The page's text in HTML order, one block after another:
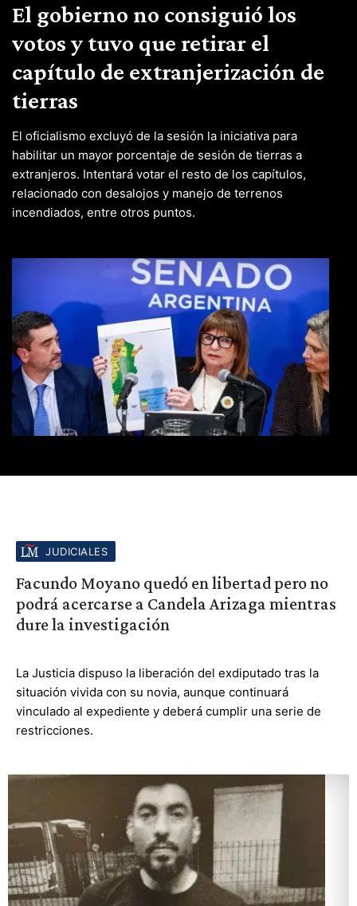
El gobierno no consiguió los
votos y tuvo que retirar el
capítulo de extranjerización de
tierras
El oficialismo excluyó de la sesión la iniciativa para
habilitar un mayor porcentaje de sesión de tierras a
extranjeros. Intentará votar el resto de los capítulos,
relacionado con desalojos y manejo de terrenos
incendiados, entre otros puntos.
JUDICIALES
Facundo Moyano quedó en libertad pero no
podrá acercarse a Candela Arizaga mientras
dure la investigación
La Justicia dispuso la liberación del exdiputado tras la
situación vivida con su novia, aunque continuará
vinculado al expediente y deberá cumplir una serie de
restricciones.